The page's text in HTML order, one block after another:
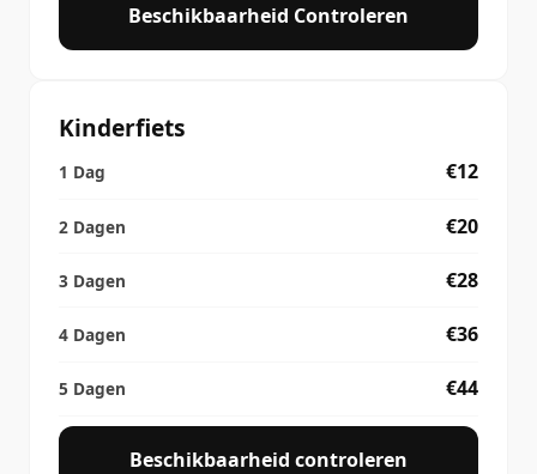
Beschikbaarheid Controleren
Kinderfiets
€12
€20
€28
€36
€44
Beschikbaarheid controleren